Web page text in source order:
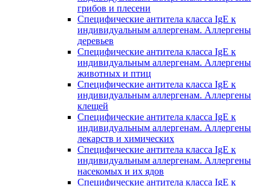
грибов и плесени
Специфические антитела класса IgE к
индивидуальным аллергенам. Аллергены
деревьев
Специфические антитела класса IgE к
индивидуальным аллергенам. Аллергены
животных и птиц
Специфические антитела класса IgE к
индивидуальным аллергенам. Аллергены
клещей
Специфические антитела класса IgE к
индивидуальным аллергенам. Аллергены
лекарств и химических
Специфические антитела класса IgE к
индивидуальным аллергенам. Аллергены
насекомых и их ядов
Специфические антитела класса IgE к